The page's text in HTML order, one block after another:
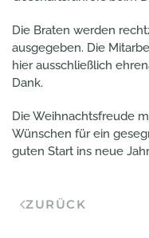
Die Braten werden
ausgegeben. Die
hier ausschließlich
Dank.
Die Weihnachtsfreude
Wünschen für ein
guten Start ins neue
ZURÜCK